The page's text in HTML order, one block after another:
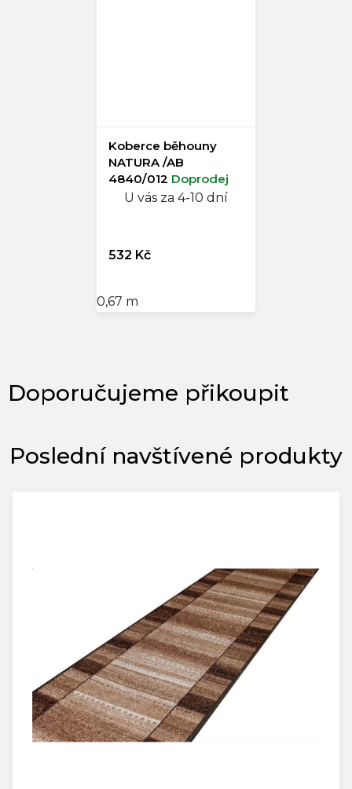
Koberce běhouny
NATURA /AB
4840/012 Doprodej
U vás za 4-10 dní
532 Kč
0,67 m
Poslední navštívené produkty